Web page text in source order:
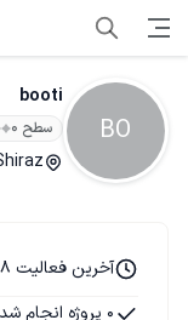
BO
booti
سطح ۰
آخرین فعالیت 08 تیر 1396
0 پروژه انجام شده